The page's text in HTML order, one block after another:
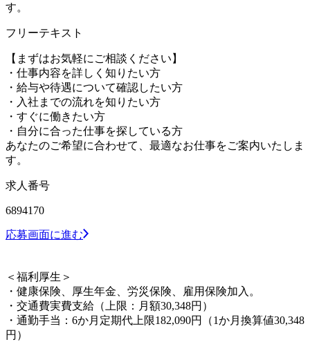
す。
フリーテキスト
【まずはお気軽にご相談ください】
・仕事内容を詳しく知りたい方
・給与や待遇について確認したい方
・入社までの流れを知りたい方
・すぐに働きたい方
・自分に合った仕事を探している方
あなたのご希望に合わせて、最適なお仕事をご案内いたしま
す。
求人番号
6894170
応募画面に進む
＜福利厚生＞
・健康保険、厚生年金、労災保険、雇用保険加入。
・交通費実費支給（上限：月額30,348円）
・通勤手当：6か月定期代上限182,090円（1か月換算値30,348
円）